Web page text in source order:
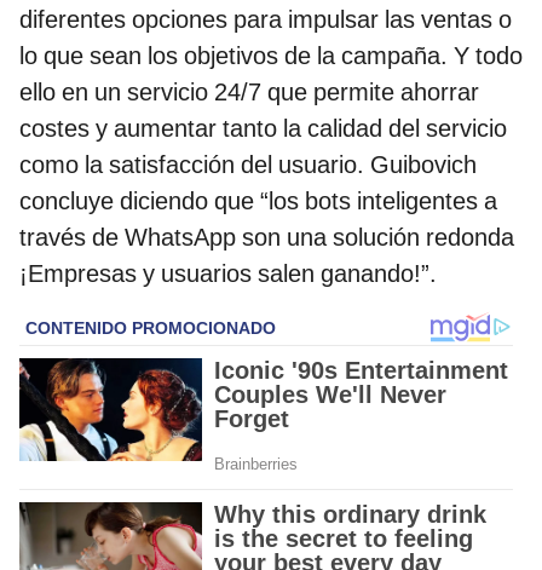
diferentes opciones para impulsar las ventas o
lo que sean los objetivos de la campaña. Y todo
ello en un servicio 24/7 que permite ahorrar
costes y aumentar tanto la calidad del servicio
como la satisfacción del usuario. Guibovich
concluye diciendo que “los bots inteligentes a
través de WhatsApp son una solución redonda
¡Empresas y usuarios salen ganando!”.